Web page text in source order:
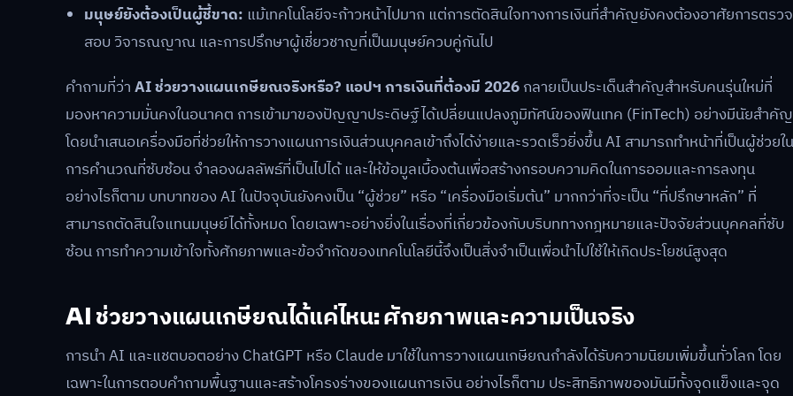
มนุษย์ยังต้องเป็นผู้ชี้ขาด: แม้เทคโนโลยีจะก้าวหน้าไปมาก แต่การตัดสินใจทางการเงินที่สำคัญยังคงต้องอาศัยการตรวจ
สอบ วิจารณญาณ และการปรึกษาผู้เชี่ยวชาญที่เป็นมนุษย์ควบคู่กันไป
คำถามที่ว่าAI ช่วยวางแผนเกษียณจริงหรือ? แอปฯ การเงินที่ต้องมี 2026กลายเป็นประเด็นสำคัญสำหรับคนรุ่นใหม่ที่
มองหาความมั่นคงในอนาคต การเข้ามาของปัญญาประดิษฐ์ได้เปลี่ยนแปลงภูมิทัศน์ของฟินเทค (FinTech) อย่างมีนัยสำคัญ
โดยนำเสนอเครื่องมือที่ช่วยให้การวางแผนการเงินส่วนบุคคลเข้าถึงได้ง่ายและรวดเร็วยิ่งขึ้น AI สามารถทำหน้าที่เป็นผู้ช่วยใน
การคำนวณที่ซับซ้อน จำลองผลลัพธ์ที่เป็นไปได้ และให้ข้อมูลเบื้องต้นเพื่อสร้างกรอบความคิดในการออมและการลงทุน
อย่างไรก็ตาม บทบาทของ AI ในปัจจุบันยังคงเป็น “ผู้ช่วย” หรือ “เครื่องมือเริ่มต้น” มากกว่าที่จะเป็น “ที่ปรึกษาหลัก” ที่
สามารถตัดสินใจแทนมนุษย์ได้ทั้งหมด โดยเฉพาะอย่างยิ่งในเรื่องที่เกี่ยวข้องกับบริบททางกฎหมายและปัจจัยส่วนบุคคลที่ซับ
ซ้อน การทำความเข้าใจทั้งศักยภาพและข้อจำกัดของเทคโนโลยีนี้จึงเป็นสิ่งจำเป็นเพื่อนำไปใช้ให้เกิดประโยชน์สูงสุด
AI ช่วยวางแผนเกษียณได้แค่ไหน: ศักยภาพและความเป็นจริง
การนำ AI และแชตบอตอย่าง ChatGPT หรือ Claude มาใช้ในการวางแผนเกษียณกำลังได้รับความนิยมเพิ่มขึ้นทั่วโลก โดย
เฉพาะในการตอบคำถามพื้นฐานและสร้างโครงร่างของแผนการเงิน อย่างไรก็ตาม ประสิทธิภาพของมันมีทั้งจุดแข็งและจุด